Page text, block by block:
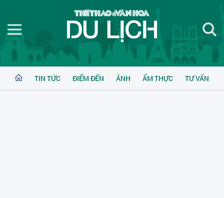
TIN TỨC ĐIỂM ĐẾN ẢNH ẨM THỰC TƯ VẤN